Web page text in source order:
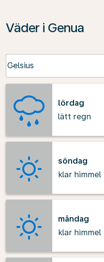
Väder i Genua
Celsius
keyboard_arrow_down
lördag
lätt regn
söndag
klar himmel
måndag
klar himmel